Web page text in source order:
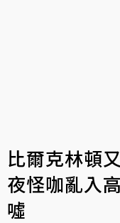
比爾克林頓
夜怪咖亂入
噓